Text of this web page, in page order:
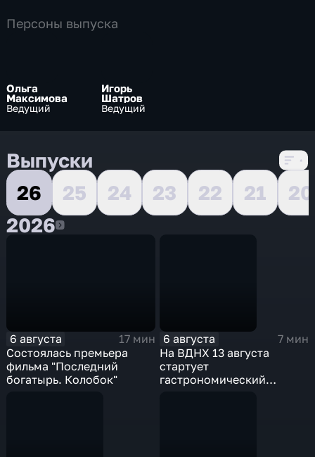
Персоны выпуска
Ольга
Максимова
Ведущий
Игорь
Шатров
Ведущий
Выпуски
26
25 24 23 22 21
20
20262026
6 августа
17 мин
Состоялась премьера
фильма "Последний
богатырь. Колобок"
6 августа
7 мин
На ВДНХ 13 августа
стартует
гастрономический